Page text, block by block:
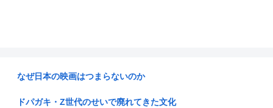
なぜ日本の映画はつまらないのか
ドパガキ・Z世代のせいで廃れてきた文化